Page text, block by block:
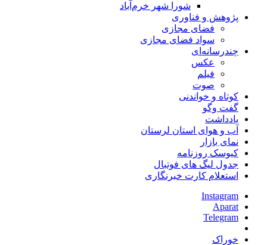
شورا شهر خرم‌آباد
پژوهش و فناوری
فضای مجازی
سواد فضای مجازی
چندرسانه‌ای
عكس
فیلم
صوت
کوتاه و خواندنی
گفت وگو
یادداشت
آب و هوای استان لرستان
نمای بازار
کیوسک روزنامه
جدول لیگ های فوتبال
استعلام کارت خبرنگاری
Instagram
Aparat
Telegram
خوراک